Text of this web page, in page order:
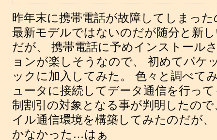
昨年末に携帯電話が故障してしまっ
最新モデルではないのだが随分と新
だが、 携帯電話に予めインストール
ョンが楽しそうなので、 初めてパケ
ックに加入してみた。 色々と調べて
ュータに接続してデータ通信を行っ
制割引の対象となる事が判明したの
イル通信環境を構築してみたのだが
かなかった…はぁ